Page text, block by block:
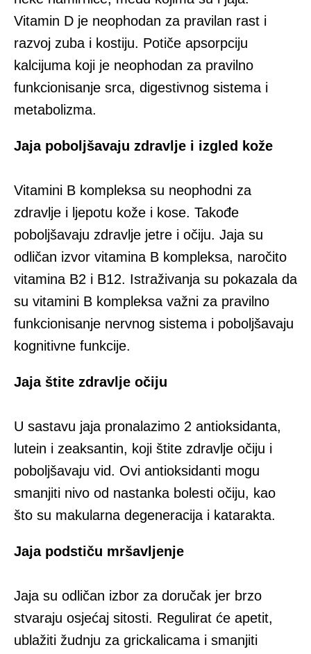
Vitamin D je neophodan za pravilan rast i
razvoj zuba i kostiju. Potiče apsorpciju
kalcijuma koji je neophodan za pravilno
funkcionisanje srca, digestivnog sistema i
metabolizma.
Jaja poboljšavaju zdravlje i izgled kože
Vitamini B kompleksa su neophodni za
zdravlje i ljepotu kože i kose. Takođe
poboljšavaju zdravlje jetre i očiju. Jaja su
odličan izvor vitamina B kompleksa, naročito
vitamina B2 i B12. Istraživanja su pokazala da
su vitamini B kompleksa važni za pravilno
funkcionisanje nervnog sistema i poboljšavaju
kognitivne funkcije.
Jaja štite zdravlje očiju
U sastavu jaja pronalazimo 2 antioksidanta,
lutein i zeaksantin, koji štite zdravlje očiju i
poboljšavaju vid. Ovi antioksidanti mogu
smanjiti nivo od nastanka bolesti očiju, kao
što su makularna degeneracija i katarakta.
Jaja podstiču mršavljenje
Jaja su odličan izbor za doručak jer brzo
stvaraju osjećaj sitosti. Regulirat će apetit,
ublažiti žudnju za grickalicama i smanjiti